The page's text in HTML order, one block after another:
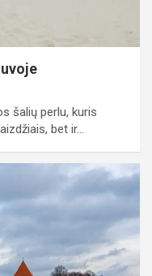
šalių perlu, kuris
bet ir…